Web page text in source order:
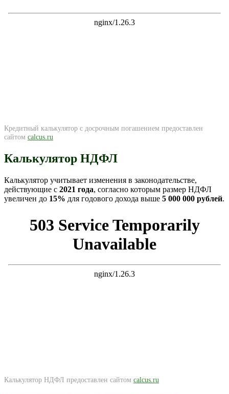
Кредитный калькулятор с досрочным погашением предоставлен
сайтом calcus.ru
Калькулятор НДФЛ
Калькулятор учитывает изменения в законодательстве,
действующие с 2021 года, согласно которым размер НДФЛ
увеличен до 15% для годового дохода выше 5 000 000 рублей.
Калькулятор НДФЛ предоставлен сайтом calcus.ru